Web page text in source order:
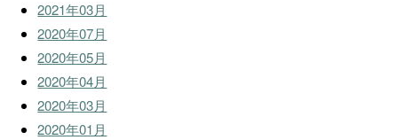
2021年03月
2020年07月
2020年05月
2020年04月
2020年03月
2020年01月